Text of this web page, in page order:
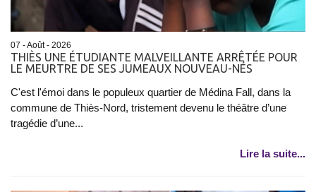
07 - Août - 2026
THIÈS UNE ÉTUDIANTE MALVEILLANTE ARRÊTÉE POUR
LE MEURTRE DE SES JUMEAUX NOUVEAU-NÉS
C'est l'émoi dans le populeux quartier de Médina Fall, dans la
commune de Thiès-Nord, tristement devenu le théâtre d’une
tragédie d’une...
Lire la suite...